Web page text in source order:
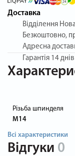
Доставка
Відділення
Безкоштовно,
Адресна
Гарантія 14
Різьба шпинделя
М14
Всі характеристики
Відгуки 0